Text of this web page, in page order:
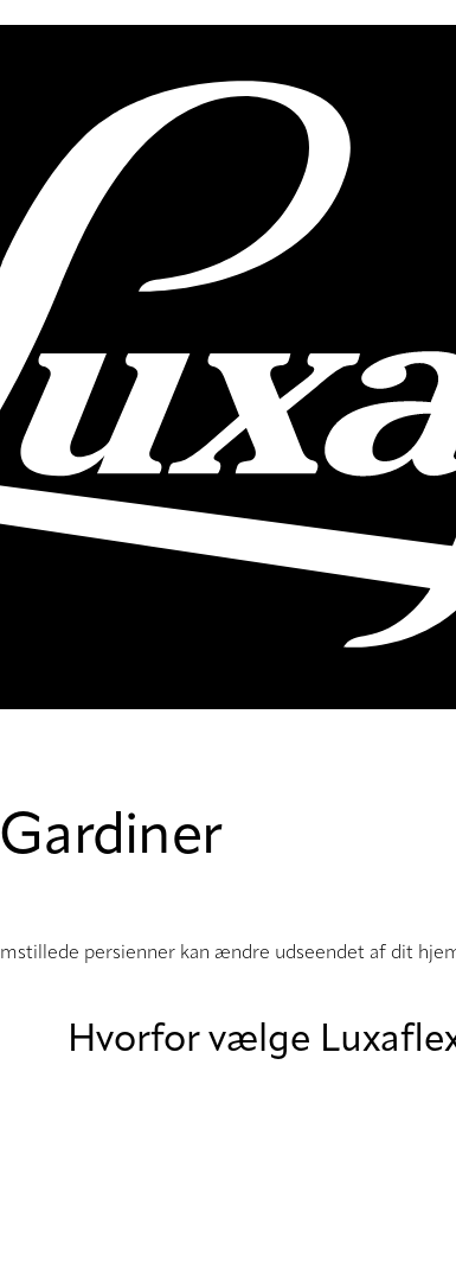
Gardiner
persienner kan ændre udseendet af dit
Hvorfor vælge